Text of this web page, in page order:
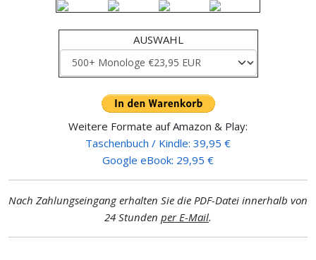
AUSWAHL
Weitere Formate auf Amazon & Play:
Taschenbuch / Kindle: 39,95 €
Google eBook: 29,95 €
Nach Zahlungseingang erhalten Sie die PDF-Datei innerhalb von
24 Stunden per E-Mail.